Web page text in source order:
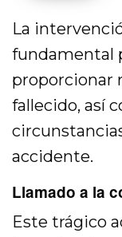
La
fundamental
proporcionar
fallecido, así
accidente.
Llamado a la
Este trágico